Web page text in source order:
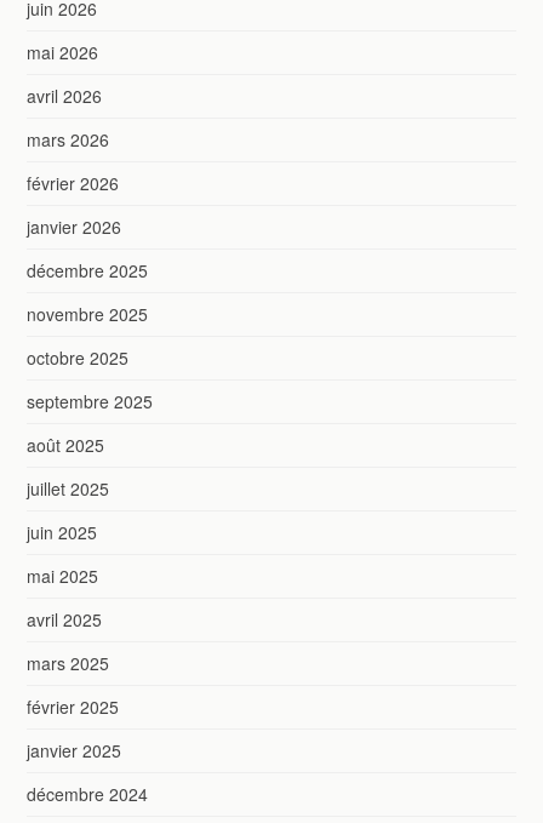
juin 2026
mai 2026
avril 2026
mars 2026
février 2026
janvier 2026
décembre 2025
novembre 2025
octobre 2025
septembre 2025
août 2025
juillet 2025
juin 2025
mai 2025
avril 2025
mars 2025
février 2025
janvier 2025
décembre 2024